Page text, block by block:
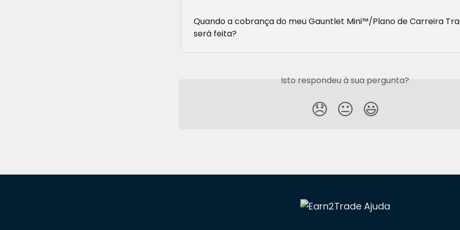
Quando a cobrança do meu Gauntlet Mini™/Plano de Carreira
será feita?
Isto respondeu à sua pergunta?
😞 😐 😃